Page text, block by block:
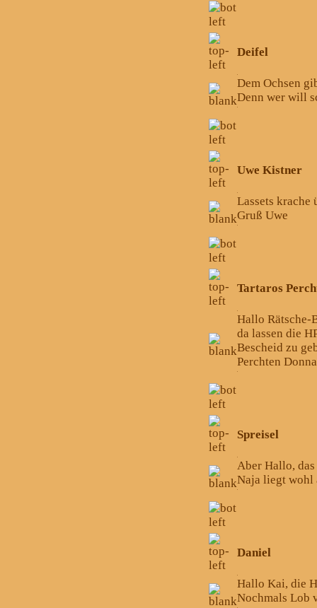
Deifel
Dem Ochsen
Denn wer will
Uwe Kistner
Lassets krache
Gruß Uwe
Tartaros
Hallo Rätsche-
da lassen die
Bescheid zu
Perchten
Spreisel
Aber Hallo,
Naja liegt wohl
Daniel
Hallo Kai, die
Nochmals Lob